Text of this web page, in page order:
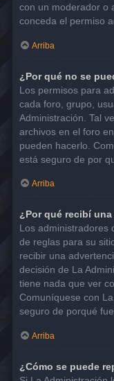
con un moderador o
conceda el permiso
Arriba
¿Por qué no se
Los permisos para
cada foro, grupo,
Administración. Tal
archivos en el foro
pueden hacerlo.
está seguro de por
Arriba
¿Por qué recibí
Los administradores
de reglas para su
recibir una
decisión de La
tiene nada que ver
Comuníquese con
seguro de porqué
Arriba
¿Cómo se puede